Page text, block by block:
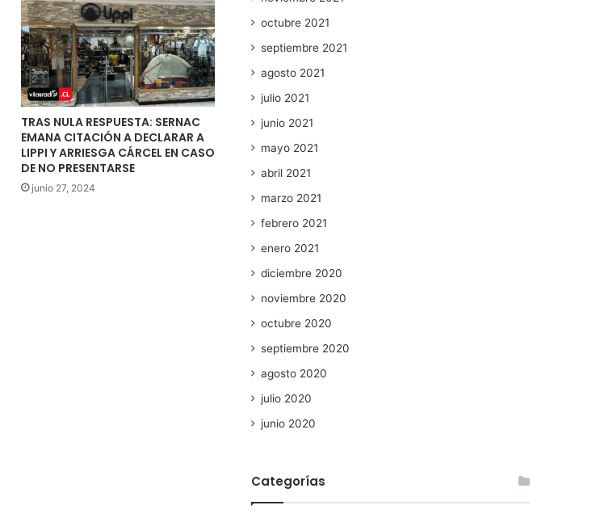
TRAS NULA RESPUESTA: SERNAC
EMANA CITACIÓN A DECLARAR A
LIPPI Y ARRIESGA CÁRCEL EN CASO
DE NO PRESENTARSE
junio 27, 2024
octubre 2021
septiembre 2021
agosto 2021
julio 2021
junio 2021
mayo 2021
abril 2021
marzo 2021
febrero 2021
enero 2021
diciembre 2020
noviembre 2020
octubre 2020
septiembre 2020
agosto 2020
julio 2020
junio 2020
Categorías